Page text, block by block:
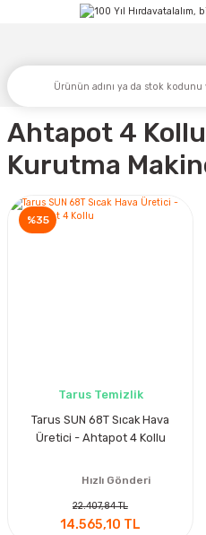
Hırdavatalalım,
Ahtapot 4 Kollu
Kurutma
%35
Tarus Temizlik
Tarus SUN 68T Sıcak Hava
Üretici - Ahtapot 4 Kollu
Hızlı Gönderi
22.407,84 TL
14.565,10 TL